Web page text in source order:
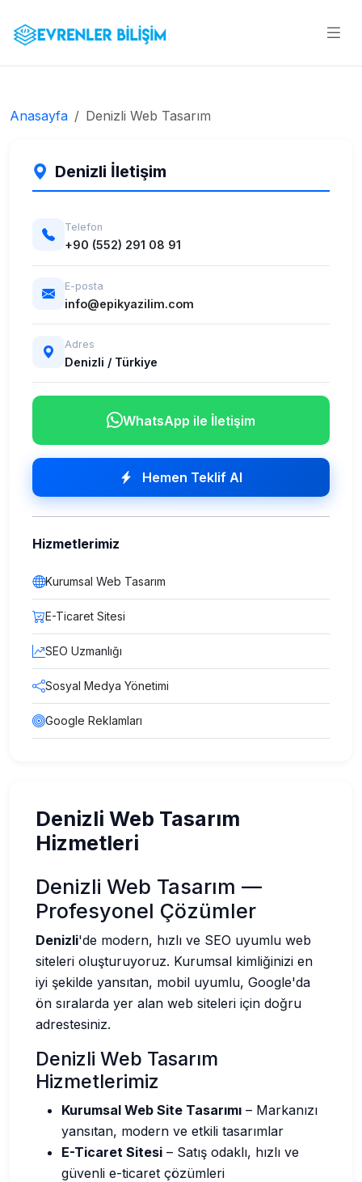
Anasayfa Denizli Web Tasarım
Denizli İletişim
Telefon
+90 (552) 291 08 91
E-posta
info@epikyazilim.com
Adres
Denizli / Türkiye
WhatsApp ile İletişim
Hemen Teklif Al
Hizmetlerimiz
Kurumsal Web Tasarım
E-Ticaret Sitesi
SEO Uzmanlığı
Sosyal Medya Yönetimi
Google Reklamları
Denizli Web Tasarım
Hizmetleri
Denizli Web Tasarım —
Profesyonel Çözümler
Denizli'de modern, hızlı ve SEO uyumlu web
siteleri oluşturuyoruz. Kurumsal kimliğinizi en
iyi şekilde yansıtan, mobil uyumlu, Google'da
ön sıralarda yer alan web siteleri için doğru
adrestesiniz.
Denizli Web Tasarım
Hizmetlerimiz
Kurumsal Web Site Tasarımı – Markanızı
yansıtan, modern ve etkili tasarımlar
E-Ticaret Sitesi – Satış odaklı, hızlı ve
güvenli e-ticaret çözümleri